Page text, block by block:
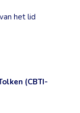
het lid
(CBTI-